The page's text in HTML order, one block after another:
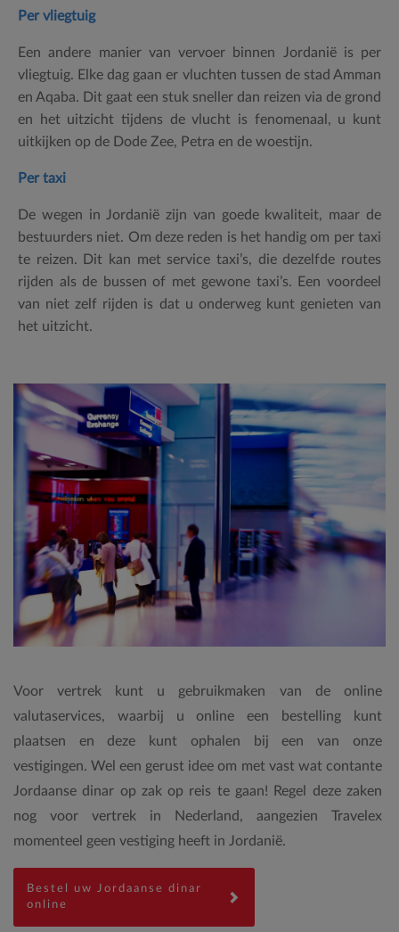
Per vliegtuig
Een andere manier van vervoer binnen Jordanië is per
vliegtuig. Elke dag gaan er vluchten tussen de stad Amman
en Aqaba. Dit gaat een stuk sneller dan reizen via de grond
en het uitzicht tijdens de vlucht is fenomenaal, u kunt
uitkijken op de Dode Zee, Petra en de woestijn.
Per taxi
De wegen in Jordanië zijn van goede kwaliteit, maar de
bestuurders niet. Om deze reden is het handig om per taxi
te reizen. Dit kan met service taxi’s, die dezelfde routes
rijden als de bussen of met gewone taxi’s. Een voordeel
van niet zelf rijden is dat u onderweg kunt genieten van
het uitzicht.
Voor vertrek kunt u gebruikmaken van de online
valutaservices, waarbij u online een bestelling kunt
plaatsen en deze kunt ophalen bij een van onze
vestigingen. Wel een gerust idee om met vast wat contante
Jordaanse dinar op zak op reis te gaan! Regel deze zaken
nog voor vertrek in Nederland, aangezien Travelex
momenteel geen vestiging heeft in Jordanië.
Bestel uw Jordaanse dinar
online